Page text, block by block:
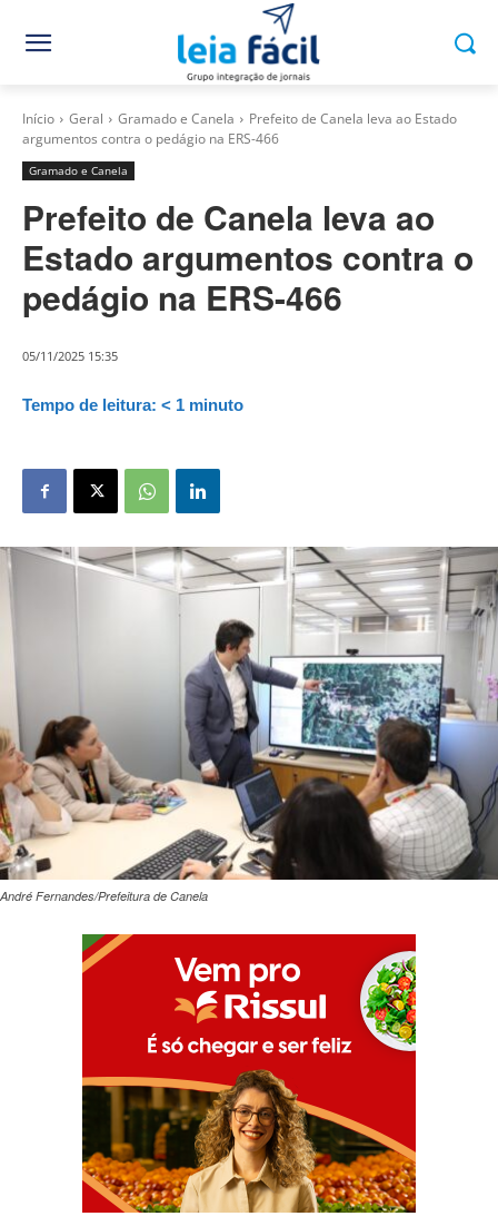
Início Geral Gramado e Canela
Prefeito de Canela leva ao Estado
argumentos contra o pedágio na ERS-466
Gramado e Canela
Prefeito de Canela leva ao
Estado argumentos contra o
pedágio na ERS-466
05/11/2025 15:35
Tempo de leitura: < 1 minuto
André Fernandes/Prefeitura de Canela